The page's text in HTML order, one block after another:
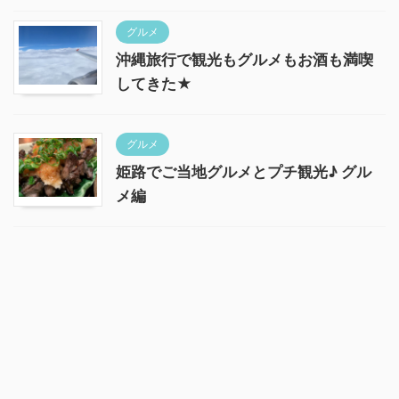
グルメ
沖縄旅行で観光もグルメもお酒も満喫
してきた★
グルメ
姫路でご当地グルメとプチ観光♪ グル
メ編